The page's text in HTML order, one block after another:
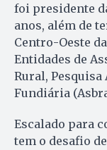
foi presidente
anos, além de
Centro-Oeste
Entidades de
Rural,
Fundiária
Escalado para
tem o desafio